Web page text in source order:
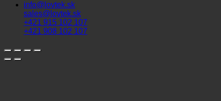
info@lovtek.sk
sales@lovtek.sk
+421 915 102 107
+421 908 102 107